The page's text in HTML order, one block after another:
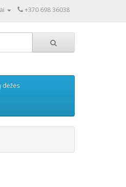
+370 698 36038
dėžės